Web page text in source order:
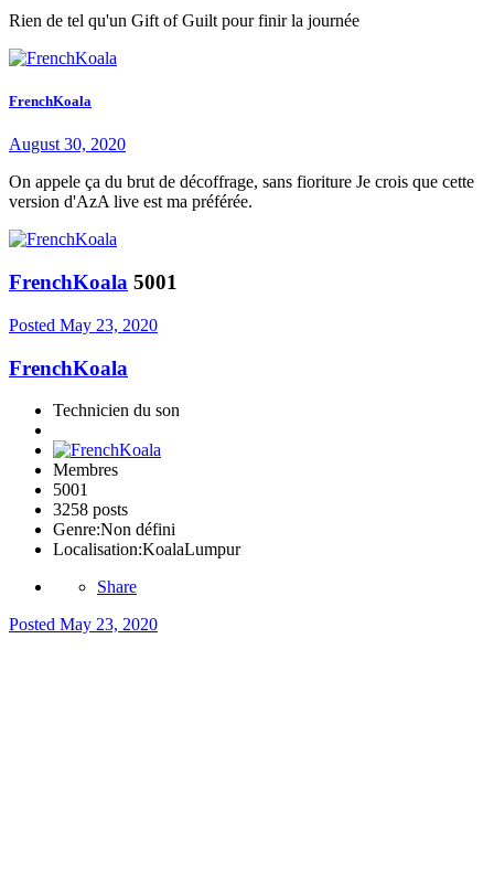
Rien de tel qu'un Gift of Guilt pour finir la journée
FrenchKoala
August 30, 2020
On appele ça du brut de décoffrage, sans fioriture Je crois que cette
version d'AzA live est ma préférée.
FrenchKoala 5001
Posted May 23, 2020
FrenchKoala
Technicien du son
Membres
5001
3258 posts
Genre:Non défini
Localisation:KoalaLumpur
Share
Posted May 23, 2020